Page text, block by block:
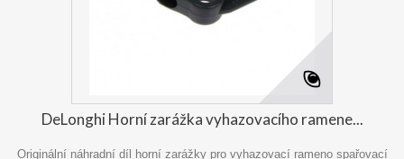
DeLonghi Horní zarážka vyhazovacího ramene...
Originální náhradní díl horní zarážky pro vyhazovací rameno spařovací